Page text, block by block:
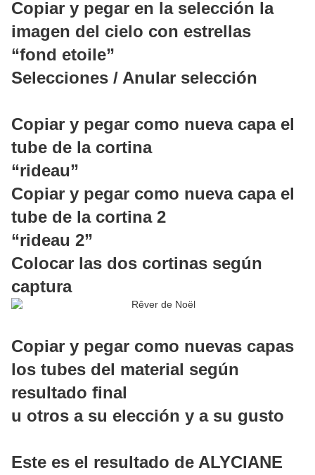
Copiar y pegar en la selección la
imagen del cielo con estrellas
“fond etoile”
Selecciones / Anular selección
Copiar y pegar como nueva capa el
tube de la cortina
“rideau”
Copiar y pegar como nueva capa el
tube de la cortina 2
“rideau 2”
Colocar las dos cortinas según
captura
Copiar y pegar como nuevas capas
los tubes del material según
resultado final
u otros a su elección y a su gusto
Este es el resultado de ALYCIANE